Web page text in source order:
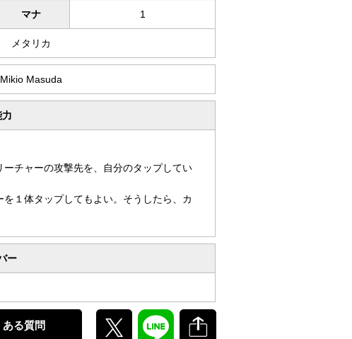
マナ 1
メタリカ
Mikio Masuda
チャーの攻撃先を、自分のタップしてい
１体タップしてもよい。そうしたら、カ
ー
る質問